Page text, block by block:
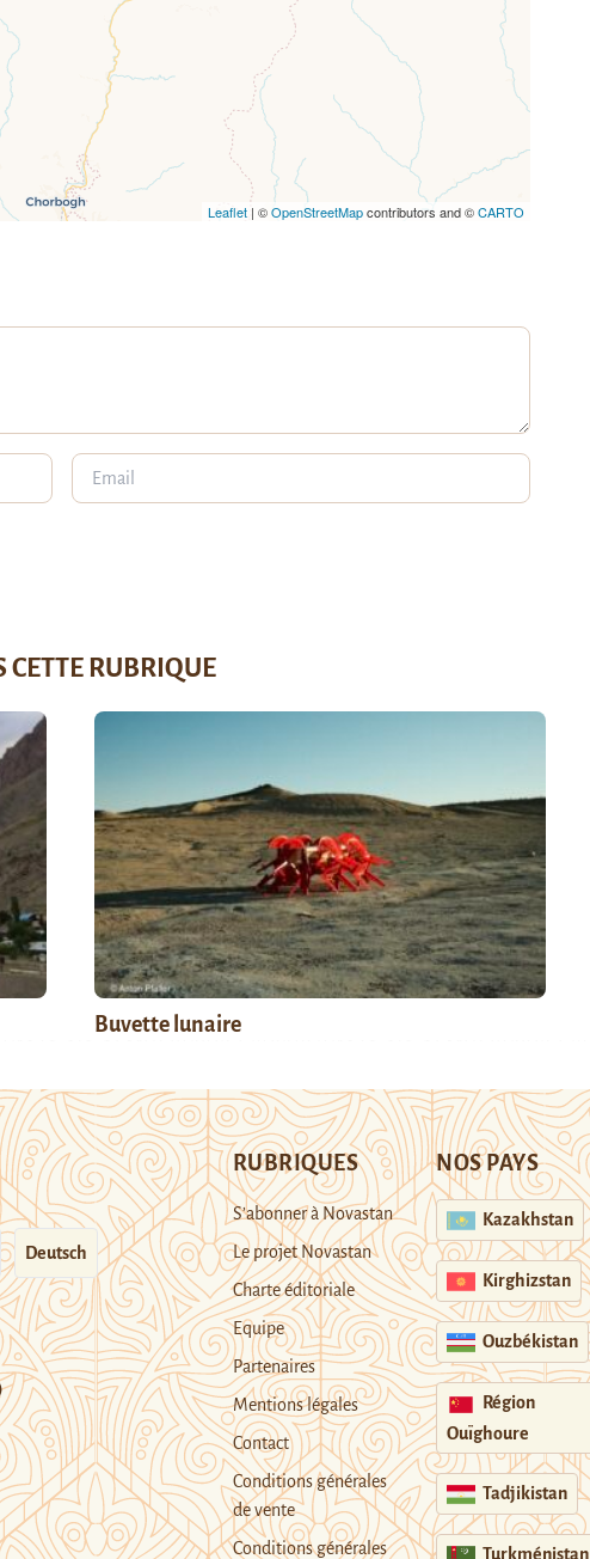
Leaflet | ©OpenStreetMapcontributors and ©CARTO
CETTE RUBRIQUE
Buvette lunaire
Deutsch
RUBRIQUES
S’abonner à Novastan
Le projet Novastan
Charte éditoriale
Equipe
Partenaires
Mentions légales
Contact
Conditions générales
de vente
Conditions générales
NOS PAYS
Kazakhstan
Kirghizstan
Ouzbékistan
Région
Ouïghoure
Tadjikistan
Turkménistan